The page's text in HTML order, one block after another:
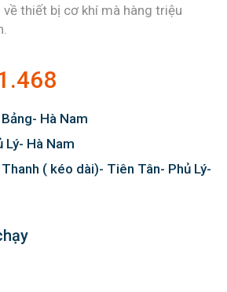
về thiết bị cơ khí mà hàng triệu
Hà Nam
Lý- Hà Nam
( kéo dài)- Tiên Tân- Phủ Lý-